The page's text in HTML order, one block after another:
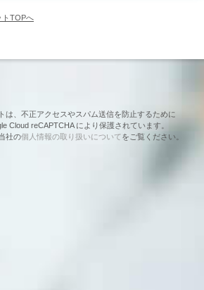
トTOPへ
は、不正アクセスやスパム送信を防止するために
Cloud reCAPTCHA により保護されています。
社の個人情報の取り扱いについてをご覧ください。